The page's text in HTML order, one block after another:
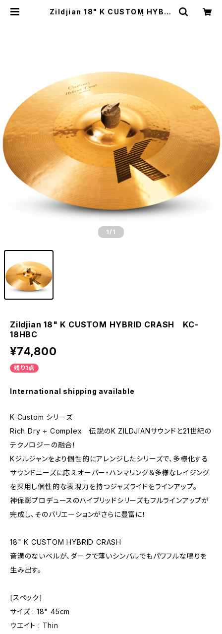
Zildjian 18" K CUSTOM HYBRI
1 /1
Zildjian 18" K CUSTOM HYBRID CRASH KC-
18HBC
¥74,800
残り1点
International shipping available
K Custom シリーズ
Rich Dry + Complex 伝説のK ZILDJIANサウンドと21世紀の
テクノロジーの融合！
Kジルジャンをより個性的にアレンジしたシリーズで、多様化する
サウンドニーズに応えオーバー・ハンマリング＆多様なレイジング
を採用し個性的な表現力を持つジャズライドをラインアップ。
神保彰プロデュースのハイブリッドシリーズもフルラインアップが
完成し、そのバリエーションがさらに豊富に！
18" K CUSTOM HYBRID CRASH
音溝のないベルが、ダークで薄いシンバルでもパワフルな鳴りを
生み出す。
[スペック]
サイズ : 18" 45cm
ウエイト : Thin